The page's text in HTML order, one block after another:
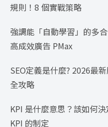
規則！8 個實戰策略
強調能「自動學習」的多
高成效廣告 PMax
SEO定義是什麼? 2026最
全攻略
KPI 是什麼意思？該如何
KPI 的制定